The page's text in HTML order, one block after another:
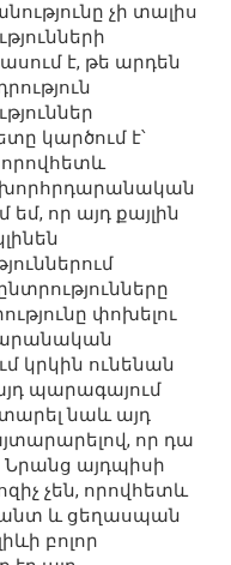
չի տալիս
է, թե արդեն
կարծում է՝
որովհետև
խորհրդարանական
եմ, որ այդ քայլին
փոխելու
կրկին ունենան
պարագայում
նաև այդ
որ դա
Նրանց այդպիսի
չեն, որովհետև
և ցեղասպան
բոլոր